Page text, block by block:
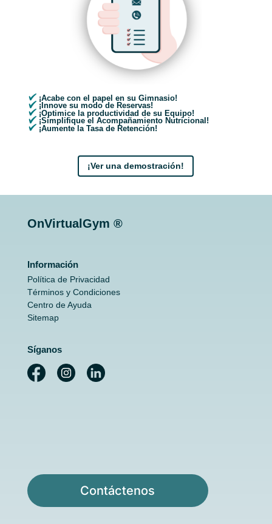
¡Acabe con el papel en su Gimnasio!
¡Innove su modo de Reservas!
¡Optimice la productividad de su Equipo!
¡Simplifique el Acompañamiento Nutricional!
¡Aumente la Tasa de Retención!
¡Ver una demostración!
OnVirtualGym ®
Información
Política de Privacidad
Términos y Condiciones
Centro de Ayuda
Sitemap
Síganos
Contáctenos